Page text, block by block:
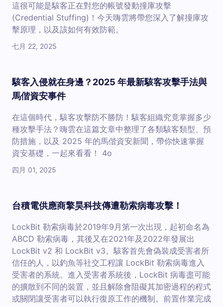
這很可能是駭客正在對您的帳號發動撞庫攻擊
(Credential Stuffing)！今天嗨雲將帶您深入了解撞庫攻
擊原理，以及該如何有效防範。
七月 22, 2025
駭客入侵就在身邊？2025 年最新駭客攻擊手法與
馬偕資安事件
在這個時代，駭客攻擊防不勝防！駭客組織究竟掌握多少
種攻擊手法？嗨雲在這篇文章中整理了各類駭客類型、預
防措施，以及 2025 年的馬偕資安新聞，帶你快速掌握
資安基礎，一起來看看！ 4o
四月 01, 2025
台積電供應商擎昊科技傳遭勒索病毒攻擊！
LockBit 勒索病毒於2019年9月第一次出現，起初命名為
ABCD 勒索病毒，其後又在2021年及2022年發展出
LockBit v2 和 LockBit v3。駭客首先會偽裝成受害者所
信任的人，以釣魚等社交工程讓 LockBit 勒索病毒進入
受害者的系統。進入受害者系統後，LockBit 病毒盡可能
的擴散到不同的裝置，並且解除會阻礙其加密過程的程式
或關閉讓受害者可以執行復原工作的機制。前置作業完成